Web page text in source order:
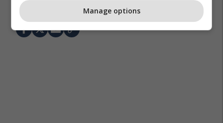
Manage options